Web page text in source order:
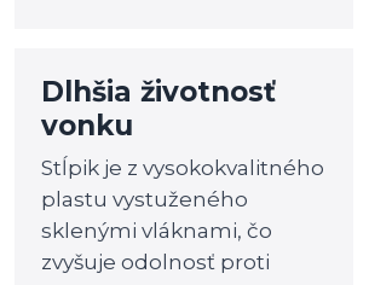
Dlhšia životnosť
vonku
Stĺpik je z vysokokvalitného
plastu vystuženého
sklenými vláknami, čo
zvyšuje odolnosť proti